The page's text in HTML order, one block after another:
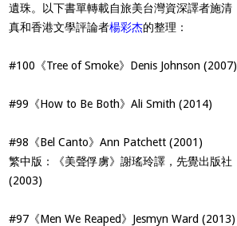
遺珠。以下書單轉載自旅美台灣資深譯者施清
真和香港文學評論者楊彩杰的整理：
#100《Tree of Smoke》Denis Johnson (2007)
#99《How to Be Both》Ali Smith (2014)
#98《Bel Canto》Ann Patchett (2001)
繁中版：《美聲俘虜》謝瑤玲譯，先覺出版社
(2003)
#97《Men We Reaped》Jesmyn Ward (2013)